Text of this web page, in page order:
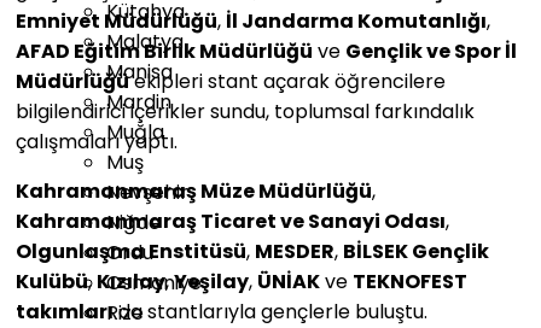
Kütahya
Malatya
Manisa
Mardin
Muğla
Muş
Nevşehir
Niğde
Ordu
Osmaniye
Rize
Emniyet Müdürlüğü, İl Jandarma Komutanlığı,
AFAD Eğitim Birlik Müdürlüğü ve Gençlik ve Spor İl
Müdürlüğüekipleri stant açarak öğrencilere
bilgilendirici içerikler sundu, toplumsal farkındalık
çalışmaları yaptı.
Kahramanmaraş Müze Müdürlüğü,
Kahramanmaraş Ticaret ve Sanayi Odası,
Olgunlaşma Enstitüsü, MESDER, BİLSEK Gençlik
Kulübü,Kızılay,Yeşilay, ÜNİAKve TEKNOFEST
takımlarıda stantlarıyla gençlerle buluştu.